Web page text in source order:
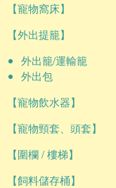
【寵物窩床】
【外出提籠】
外出籠/運輸籠
外出包
【寵物飲水器】
【寵物頸套、頭套】
【圍欄 / 樓梯】
【飼料儲存桶】